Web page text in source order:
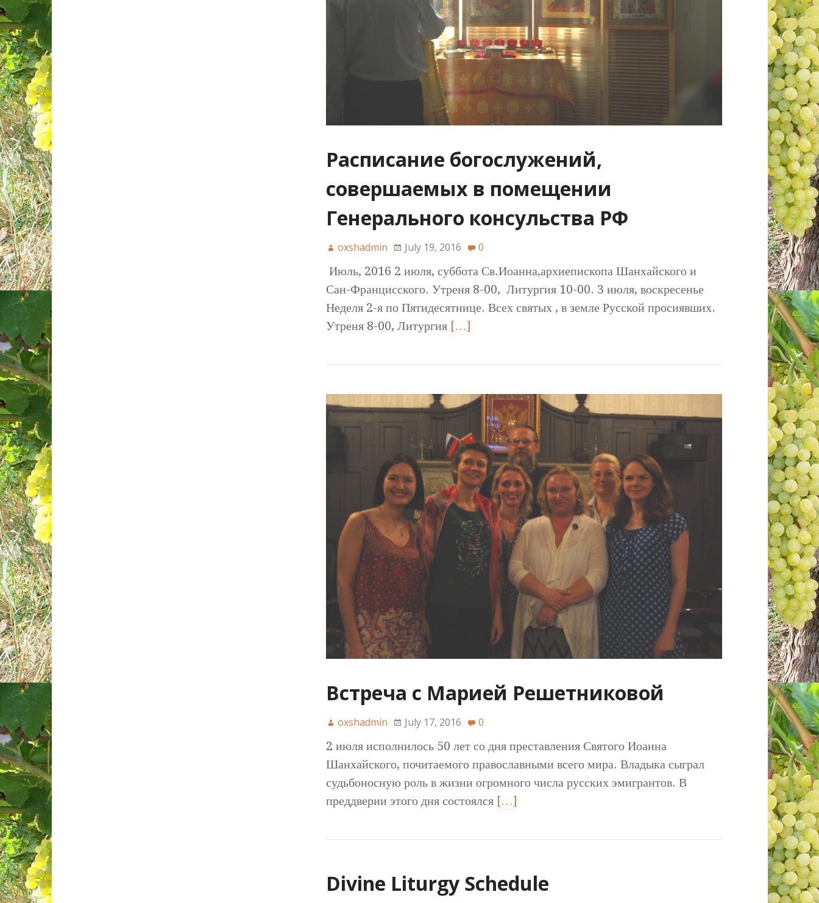
Расписание богослужений,
совершаемых в помещении
Генерального консульства РФ
oxshadmin July 19, 2016 0
Июль, 2016 2 июля, суббота Св.Иоанна,архиепископа Шанхайского и
Сан-Францисского. Утреня 8-00, Литургия 10-00. 3 июля, воскресенье
Неделя 2-я по Пятидесятнице. Всех святых , в земле Русской просиявших.
Утреня 8-00, Литургия […]
Встреча с Марией Решетниковой
oxshadmin July 17, 2016 0
2 июля исполнилось 50 лет со дня преставления Святого Иоанна
Шанхайского, почитаемого православными всего мира. Владыка сыграл
судьбоносную роль в жизни огромного числа русских эмигрантов. В
преддверии этого дня состоялся […]
Divine Liturgy Schedule